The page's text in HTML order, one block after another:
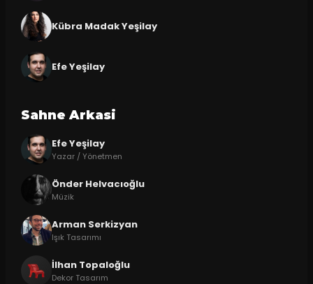
Kübra Madak Yeşilay
Efe Yeşilay
Sahne Arkasi
Efe Yeşilay
Yazar / Yönetmen
Önder Helvacıoğlu
Müzik
Arman Serkizyan
Işık Tasarımı
İlhan Topaloğlu
Dekor Tasarım